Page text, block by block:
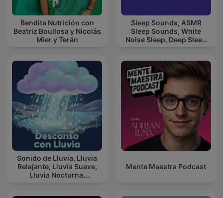
Bendita Nutrición con
Beatriz Boullosa y Nicolás
Mier y Terán
Sleep Sounds, ASMR
Sleep Sounds, White
Noise Sleep, Deep Sleep
Sonido de Lluvia, Lluvia
Relajante, Lluvia Suave,
Lluvia Nocturna,
Mente Maestra Podcast